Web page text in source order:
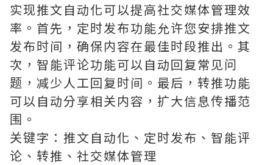
实现推文自动化可以提高社交媒体管理效
率。首先，定时发布功能允许您安排推文
发布时间，确保内容在最佳时段推出。其
次，智能评论功能可以自动回复常见问
题，减少人工回复时间。最后，转推功能
可以自动分享相关内容，扩大信息传播范
围。
关键字：推文自动化、定时发布、智能评
论、转推、社交媒体管理